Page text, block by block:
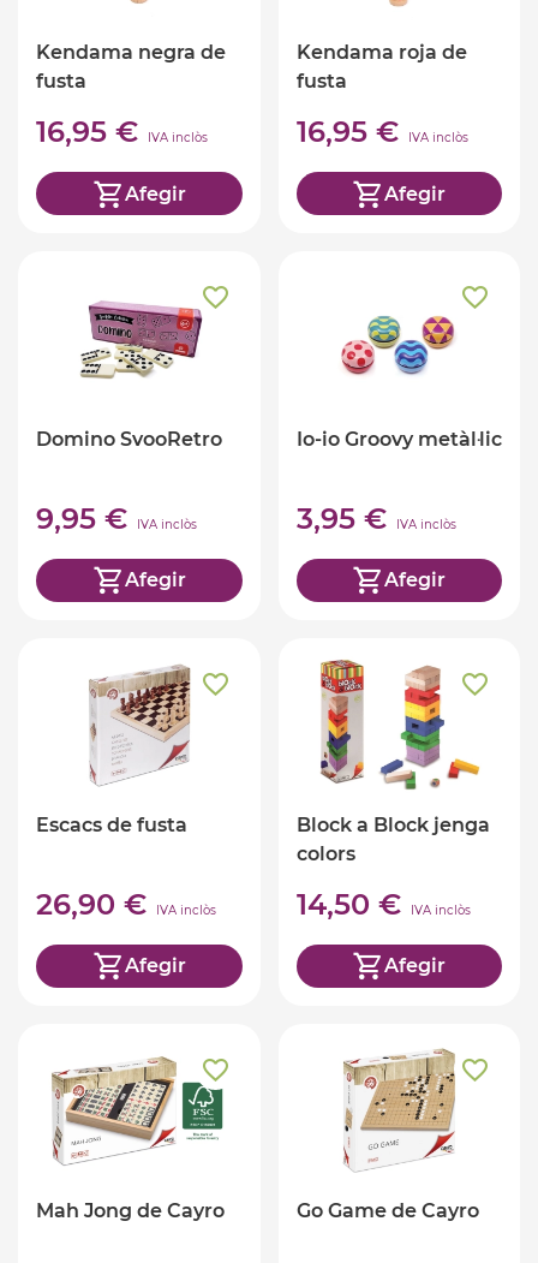
Kendama negra de
fusta
16,95 € IVA inclòs
Afegir
Kendama roja de
fusta
16,95 € IVA inclòs
Afegir
Domino SvooRetro
9,95 € IVA inclòs
Afegir
Io-io Groovy metàl·lic
3,95 € IVA inclòs
Afegir
Escacs de fusta
26,90 € IVA inclòs
Afegir
Block a Block jenga
colors
14,50 € IVA inclòs
Afegir
Mah Jong de Cayro Go Game de Cayro